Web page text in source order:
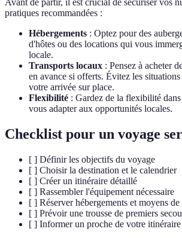
Avant de partir, il est crucial de sécuriser vos
pratiques recommandées :
Hébergements : Optez pour des
d'hôtes ou des locations qui vous
locale.
Transports locaux : Pensez à acheter
en avance si offerts. Évitez les situations
votre arrivée sur place.
Flexibilité : Gardez de la flexibilité
vous adapter aux opportunités locales.
Checklist pour un voyage
[ ] Définir les objectifs du voyage
[ ] Choisir la destination et le calendrier
[ ] Créer un itinéraire détaillé
[ ] Rassembler l'équipement nécessaire
[ ] Réserver hébergements et moyens
[ ] Prévoir une trousse de premiers
[ ] Informer un proche de votre itinéraire